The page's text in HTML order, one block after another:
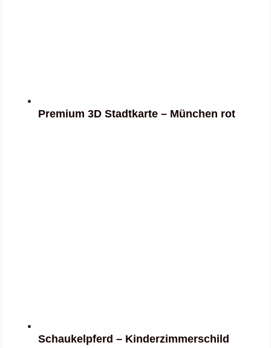
Premium 3D Stadtkarte – München rot
Schaukelpferd – Kinderzimmerschild